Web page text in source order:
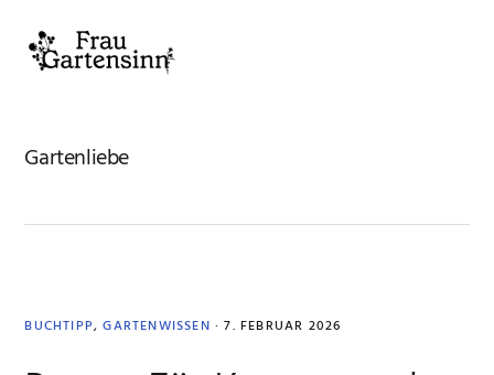
Hauptnavigation
springen
Inhalt
springen
Seitenspalte
springen
Fußzeile
springen
Gartenliebe
BUCHTIPP,GARTENWISSEN · 7. FEBRUAR 2026